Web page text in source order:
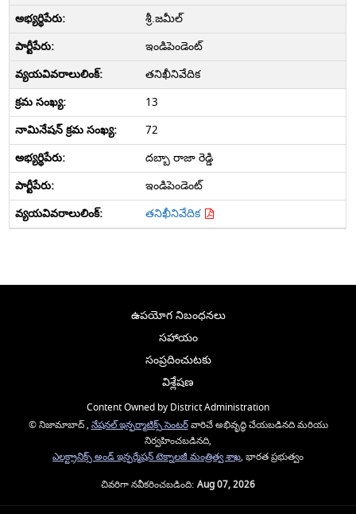
శ్రీ.జమీల్
ఇండిపెండెంట్
తనిఖీనివేదిక
13
72
దబ్బా రాజా రెడ్డి
ఇండిపెండెంట్
తనిఖీనివేదిక
ఉపయోగ నిబంధనలు
సహాయం
సంప్రదించుటకు
విశ్లేషణ
Content Owned by District Administration
© నిజామాబాద్ , నేషనల్ ఇన్ఫర్మాటిక్స్ సెంటర్వారిచే అభివృద్ధి చేయబడినది మరియు
నిర్వహించబడినది,
ఎలక్ట్రానిక్స్ అండ్ ఇన్ఫర్మేషన్ టెక్నాలజీ మంత్రిత్వ శాఖ, భారత ప్రభుత్వం
చివరిగా నవీకరించబడింది: Aug 07, 2026